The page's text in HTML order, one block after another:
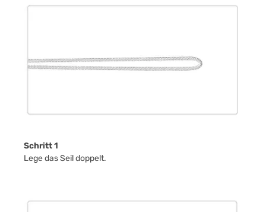
Schritt 1
Lege das Seil doppelt.